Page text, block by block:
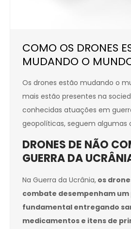
COMO OS DRONES
MUDANDO O
Os drones estão mudando o
mais estão presentes na
conhecidas atuações em
geopolíticas, seguem algumas
DRONES DE NÃO
GUERRA DA
Na Guerra da Ucrânia, os
combate desempenham um
fundamental entregando
medicamentos e itens de